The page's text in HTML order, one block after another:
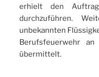
erhielt den
durchzuführen.
unbekannten
Berufsfeuerwehr
übermittelt.